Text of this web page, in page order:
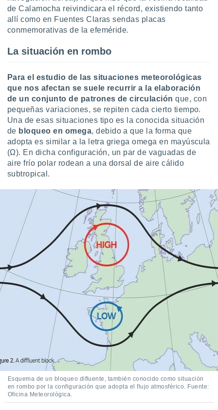
e
publicidad
de
1199
de Calamocha reivindicara el récord, existiendo tanto
allí como en Fuentes Claras sendas placas
conmemorativas de la efeméride.
La situación en rombo
Para el estudio de las situaciones meteorológicas
que nos afectan se suele recurrir a la elaboración
de un conjunto de patrones de circulación que, con
pequeñas variaciones, se repiten cada cierto tiempo.
Una de esas situaciones tipo es la conocida situación
de bloqueo en omega, debido a que la forma que
adopta es similar a la letra griega omega en mayúscula
(Ω). En dicha configuración, un par de vaguadas de
aire frío polar rodean a una dorsal de aire cálido
subtropical.
Esquema de un bloqueo difluente, también conocido como situación
en rombo por la configuración que adopta el flujo atmosférico. Fuente:
Oficina Meteorológica.